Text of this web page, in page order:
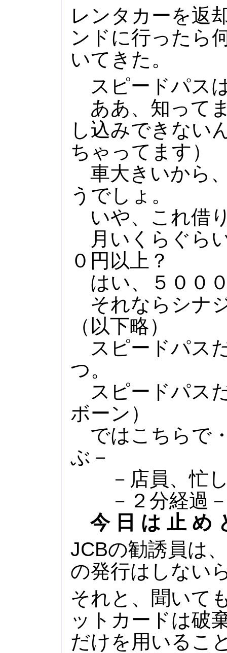
レンタカーを返
ンドに行ったら
いてきた。
スピードパス
ああ、知って
し込みできない
ちゃってます）
車大きいから
うでしょ。
いや、これ借
月いくらぐら
０円以上？
はい、５００
それならシナ
（以下略）
スピードパス
つ。
スピードパス
ボーン）
ではこちらで
ぶ－
－店員、忙し
－２分経過
今 日 は 止 め
JCBの勧誘員は
の発行はしない
それと、聞いて
ットカードは破
だけを用いるこ